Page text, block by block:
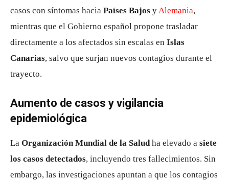
casos con síntomas hacia Países Bajos y Alemania,
mientras que el Gobierno español propone trasladar
directamente a los afectados sin escalas en Islas
Canarias, salvo que surjan nuevos contagios durante el
trayecto.
Aumento de casos y vigilancia
epidemiológica
La Organización Mundial de la Salud ha elevado a siete
los casos detectados, incluyendo tres fallecimientos. Sin
embargo, las investigaciones apuntan a que los contagios